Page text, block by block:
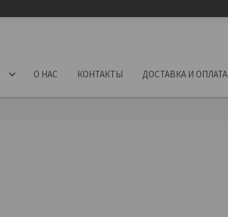
О НАС КОНТАКТЫ ДОСТАВКА И ОПЛАТА